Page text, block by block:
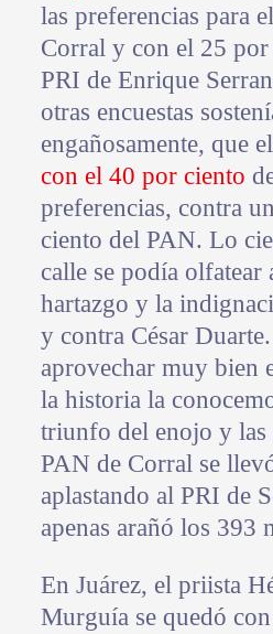
las preferencias para
Corral y con el 25 por
PRI de Enrique
otras encuestas
engañosamente, que
con el 40 por ciento
preferencias, contra
ciento del PAN. Lo
calle se podía
hartazgo y la
y contra César
aprovechar muy bien
la historia la
triunfo del enojo y las
PAN de Corral se
aplastando al PRI de
apenas arañó los 393
En Juárez, el priista
Murguía se quedó